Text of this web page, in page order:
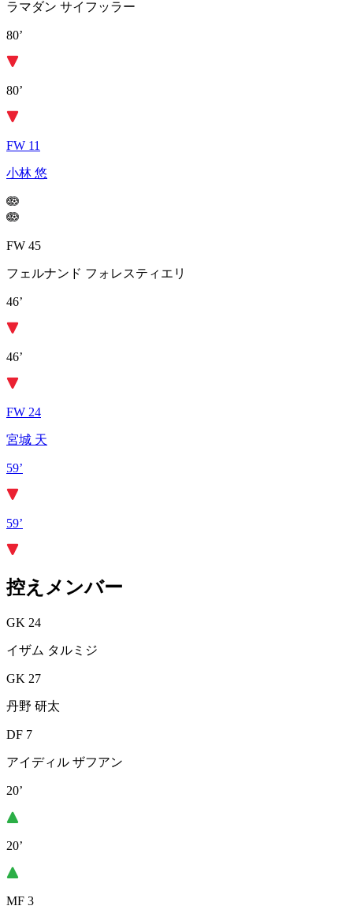
ラマダン サイフッラー
80’
80’
FW 11
小林 悠
FW 45
フェルナンド フォレスティエリ
46’
46’
FW 24
宮城 天
59’
59’
控えメンバー
GK 24
イザム タルミジ
GK 27
丹野 研太
DF 7
アイディル ザフアン
20’
20’
MF 3